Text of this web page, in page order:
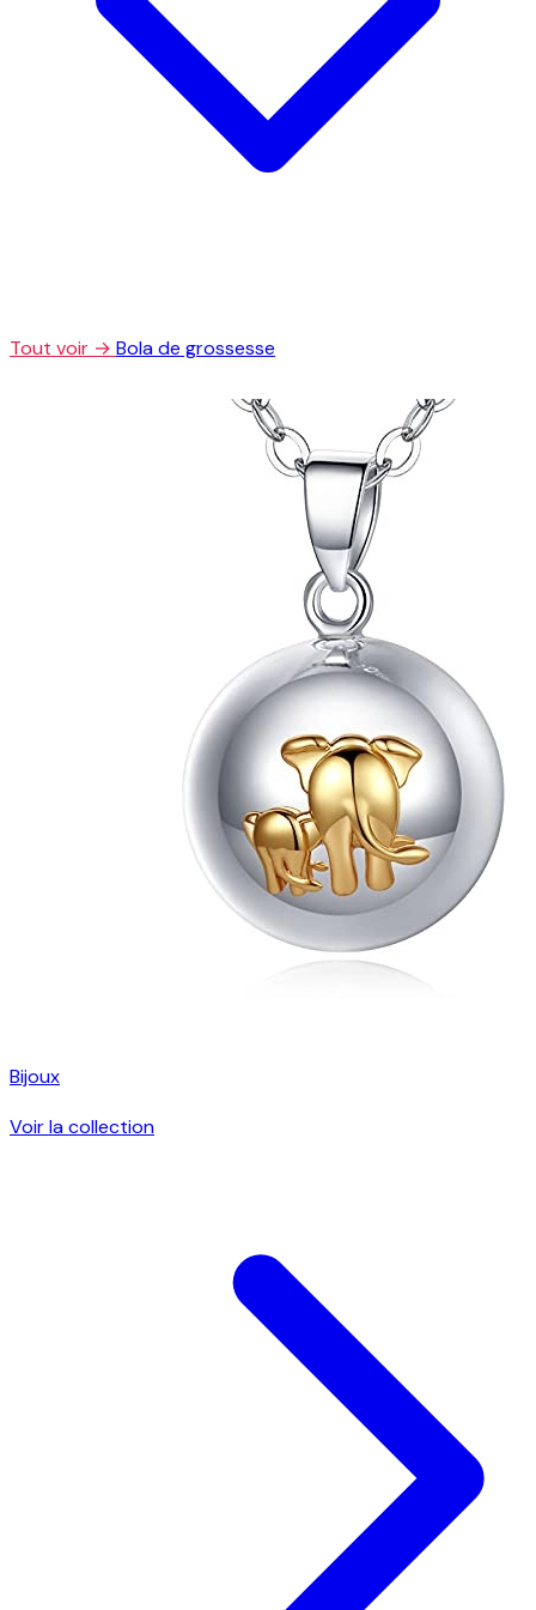
Tout voir → Bola de grossesse
Bijoux
Voir la collection